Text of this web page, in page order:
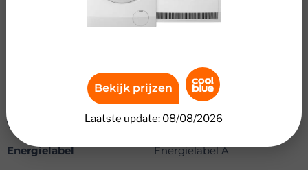
Specificaties
Toerental
1600 rpm
Energielabel
Energielabel A
Bekijk prijzen
Laatste update: 08/08/2026